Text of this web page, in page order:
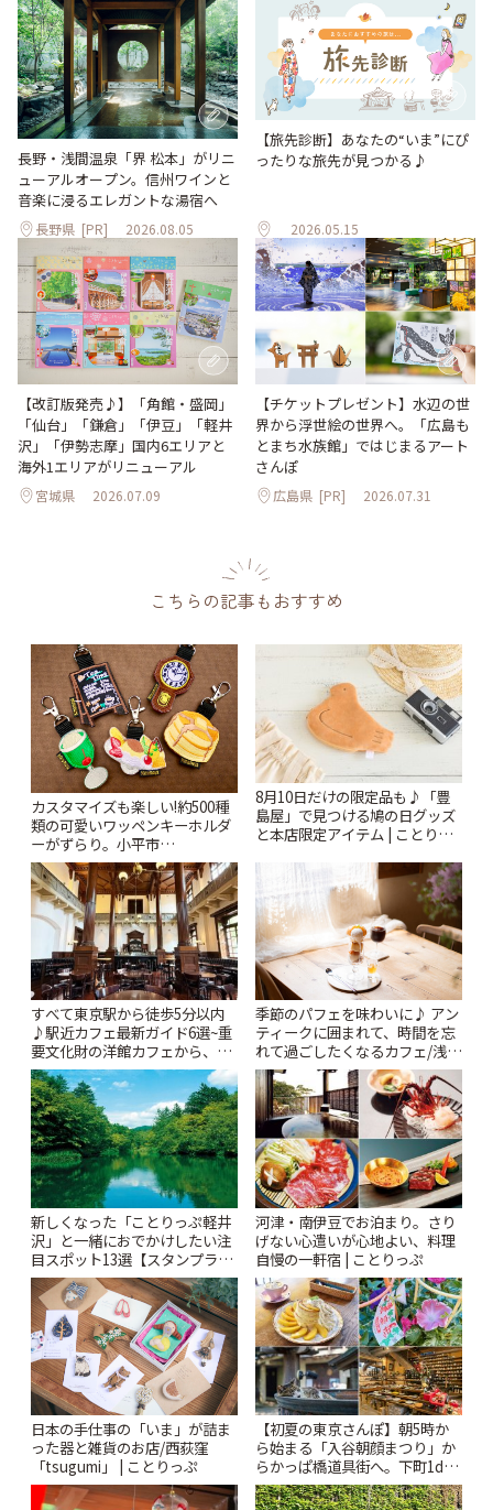
長野・浅間温泉「界 松本」がリニ
ューアルオープン。信州ワインと
音楽に浸るエレガントな湯宿へ
長野県 [PR] 2026.08.05
【旅先診断】あなたの“いま”にぴ
ったりな旅先が見つかる♪
2026.05.15
【改訂版発売♪】「角館・盛岡」
「仙台」「鎌倉」「伊豆」「軽井
沢」「伊勢志摩」国内6エリアと
海外1エリアがリニューアル
宮城県 2026.07.09
【チケットプレゼント】水辺の世
界から浮世絵の世界へ。「広島も
とまち水族館」ではじまるアート
さんぽ
広島県 [PR] 2026.07.31
こちらの記事もおすすめ
カスタマイズも楽しい!約500種
類の可愛いワッペンキーホルダ
ーがずらり。小平市
「Kimamaya T&K」 | ことりっ
ぷ
8月10日だけの限定品も♪「豊
島屋」で見つける鳩の日グッズ
と本店限定アイテム | ことりっ
すべて東京駅から徒歩5分以内
♪駅近カフェ最新ガイド6選~重
要文化財の洋館カフェから、改
札すぐのレトロ喫茶まで~ | こと
りっぷ
季節のパフェを味わいに♪ アン
ティークに囲まれて、時間を忘
れて過ごしたくなるカフェ/浅草
「annorum cafe」 | ことりっぷ
新しくなった「ことりっぷ軽井
沢」と一緒におでかけしたい注
目スポット13選【スタンプラリ
ー開催中】 | ことりっぷ
河津・南伊豆でお泊まり。さり
げない心遣いが心地よい、料理
自慢の一軒宿 | ことりっぷ
日本の手仕事の「いま」が詰ま
った器と雑貨のお店/西荻窪
「tsugumi」 | ことりっぷ
【初夏の東京さんぽ】朝5時か
ら始まる「入谷朝顔まつり」か
らかっぱ橋道具街へ。下町1day
さんぽプラン | ことりっぷ